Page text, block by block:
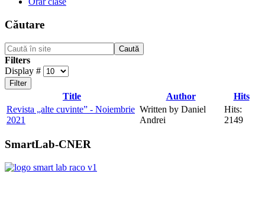
Căutare
Caută
Filters
Display #
Filter
Title Author
Hits
Revista „alte cuvinte” - Noiembrie
2021
Written by Daniel
Andrei
Hits:
2149
SmartLab-CNER